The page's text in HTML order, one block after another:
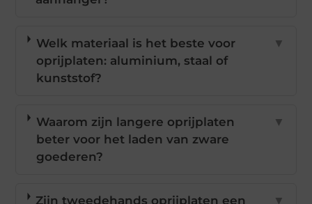
Welk materiaal is het beste voor
oprijplaten: aluminium, staal of
kunststof?
▼
Waarom zijn langere oprijplaten
beter voor het laden van zware
goederen?
▼
Zijn tweedehands oprijplaten een
▼